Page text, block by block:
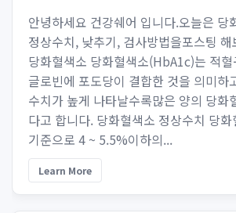
안녕하세요 건강쉐어 입니다.오늘은 당
정상수치, 낮추기, 검사방법을포스팅
당화혈색소 당화혈색소(HbA1c)는 적
글로빈에 포도당이 결합한 것을 의미하
수치가 높게 나타날수록많은 양의 당화
다고 합니다. 당화혈색소 정상수치 당화
기준으로 4 ~ 5.5%이하의...
Learn More